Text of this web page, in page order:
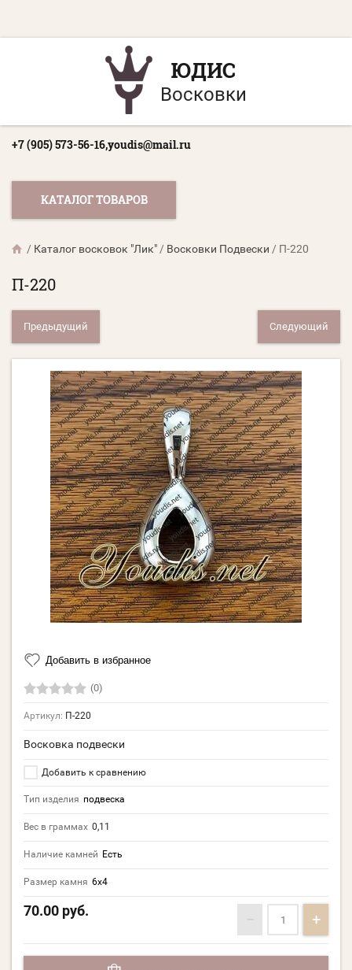
ЮДИС
Восковки
+7 (905) 573-56-16,youdis@mail.ru
КАТАЛОГ ТОВАРОВ
/ Каталог восковок "Лик" / Восковки Подвески / П-220
П-220
Предыдущий Следующий
Добавить в избранное
(0)
Артикул: П-220
Восковка подвески
Добавить к сравнению
Тип изделия подвеска
Вес в граммах 0,11
Наличие камней Есть
Размер камня 6х4
70.00 руб. − +